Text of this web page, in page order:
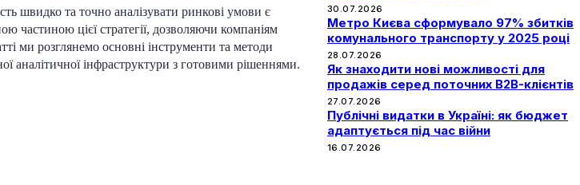
швидко та точно аналізувати ринкові умови є
частиною цієї стратегії, дозволяючи компаніям
ми розглянемо основні інструменти та методи
аналітичної інфраструктури з готовими рішеннями.
30.07.2026
Метро Києва сформувало 97% збитків
комунального транспорту у 2025 році
28.07.2026
Як знаходити нові можливості для
продажів серед поточних B2B-клієнтів
27.07.2026
Публічні видатки в Україні: як бюджет
адаптується під час війни
16.07.2026